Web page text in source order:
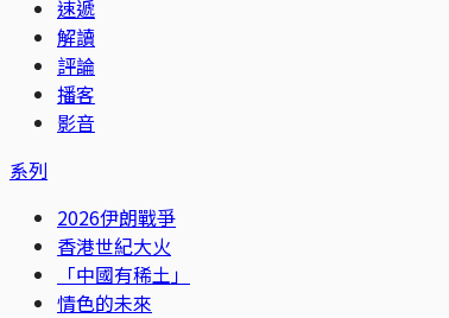
速遞
解讀
評論
播客
影音
系列
2026伊朗戰爭
香港世紀大火
「中國有稀土」
情色的未來